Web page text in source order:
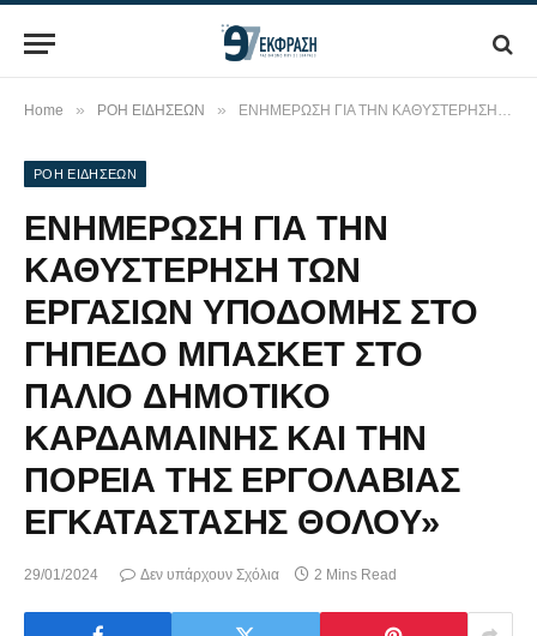
Home » ΡΟΗ ΕΙΔΗΣΕΩΝ » ΕΝΗΜΕΡΩΣΗ ΓΙΑ ΤΗΝ ΚΑΘΥΣΤΕΡΗΣΗ ΤΩΝ ΕΡΓΑΣΙΩΝ ΥΠΟΔΟΜΗΣ ΣΤΟ ΓΗΠΕΔΟ ΜΠΑΣΚΕΤ ΣΤΟ ΠΑΛΙΟ ΔΗΜΟΤΙΚΟ ΚΑΡΔΑΜΑΙΝΗΣ ΚΑΙ ΤΗΝ ΠΟΡΕΙΑ ΤΗΣ ΕΡΓΟΛΑΒΙΑΣ ΕΓΚΑΤΑΣΤΑΣΗΣ ΘΟΛΟΥ»
ΡΟΗ ΕΙΔΗΣΕΩΝ
ΕΝΗΜΕΡΩΣΗ ΓΙΑ ΤΗΝ
ΚΑΘΥΣΤΕΡΗΣΗ ΤΩΝ
ΕΡΓΑΣΙΩΝ ΥΠΟΔΟΜΗΣ ΣΤΟ
ΓΗΠΕΔΟ ΜΠΑΣΚΕΤ ΣΤΟ
ΠΑΛΙΟ ΔΗΜΟΤΙΚΟ
ΚΑΡΔΑΜΑΙΝΗΣ ΚΑΙ ΤΗΝ
ΠΟΡΕΙΑ ΤΗΣ ΕΡΓΟΛΑΒΙΑΣ
ΕΓΚΑΤΑΣΤΑΣΗΣ ΘΟΛΟΥ»
29/01/2024 Δεν υπάρχουν Σχόλια 2 Mins Read